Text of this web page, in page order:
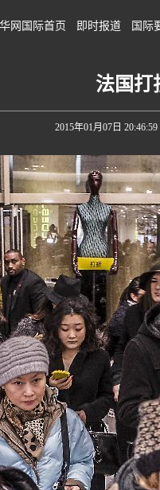
网国际首页 即时报道 国际
法国打
2015年01月07日 20:46:59